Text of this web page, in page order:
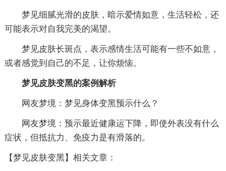
梦见细腻光滑的皮肤，暗示爱情如意，生活轻松，还
可能表示对自我完美的渴望。
梦见皮肤长斑点，表示感情生活可能有一些不如意，
或者感觉到自己的不足，让你烦恼。
梦见皮肤变黑的案例解析
网友梦境：梦见身体变黑预示什么？
网友梦境：预示最近健康运下降，即使外表没有什么
症状，但抵抗力、免疫力是有滑落的。
【梦见皮肤变黑】相关文章：